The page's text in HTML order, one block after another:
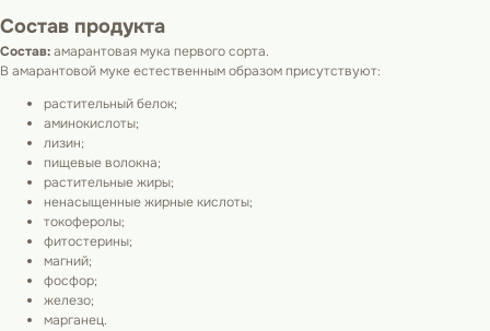
Состав продукта
Состав:амарантовая мука первого сорта.
В амарантовой муке естественным образом присутствуют:
растительный белок;
аминокислоты;
лизин;
пищевые волокна;
растительные жиры;
ненасыщенные жирные кислоты;
токоферолы;
фитостерины;
магний;
фосфор;
железо;
марганец.